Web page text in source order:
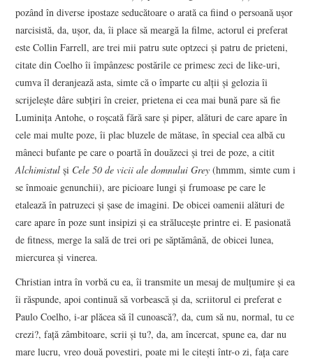
pozând în diverse ipostaze seducătoare o arată ca fiind o persoană uşor
narcisistă, da, uşor, da, îi place să meargă la filme, actorul ei preferat
este Collin Farrell, are trei mii patru sute optzeci şi patru de prieteni,
citate din Coelho îi împânzesc postările ce primesc zeci de like-uri,
cumva îl deranjează asta, simte că o împarte cu alţii şi gelozia îi
scrijeleşte dâre subţiri în creier, prietena ei cea mai bună pare să fie
Luminiţa Antohe, o roşcată fără sare şi piper, alături de care apare în
cele mai multe poze, îi plac bluzele de mătase, în special cea albă cu
mâneci bufante pe care o poartă în douăzeci şi trei de poze, a citit
Alchimistul şi Cele 50 de vicii ale domnului Grey (hmmm, simte cum i
se înmoaie genunchii), are picioare lungi şi frumoase pe care le
etalează în patruzeci şi şase de imagini. De obicei oamenii alături de
care apare în poze sunt insipizi şi ea străluceşte printre ei. E pasionată
de fitness, merge la sală de trei ori pe săptămână, de obicei lunea,
miercurea şi vinerea.
Christian intra în vorbă cu ea, îi transmite un mesaj de mulţumire şi ea
îi răspunde, apoi continuă să vorbească şi da, scriitorul ei preferat e
Paulo Coelho, i-ar plăcea să îl cunoască?, da, cum să nu, normal, tu ce
crezi?, faţă zâmbitoare, scrii şi tu?, da, am încercat, spune ea, dar nu
mare lucru, vreo două povestiri, poate mi le citeşti într-o zi, faţa care